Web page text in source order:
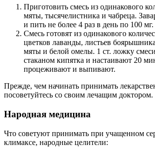
Приготовить смесь из одинакового
мяты, тысячелистника и чабреца.
и пить не более 4 раз в день по 100 мг.
Смесь готовят из одинакового
цветков лаванды, листьев
мяты и белой омелы. 1 ст. ложку
стаканом кипятка и настаивают 20
процеживают и выпивают.
Прежде, чем начинать принимать
посоветуйтесь со своим лечащим доктором.
Народная медицина
Что советуют принимать при учащенном
климаксе, народные целители: